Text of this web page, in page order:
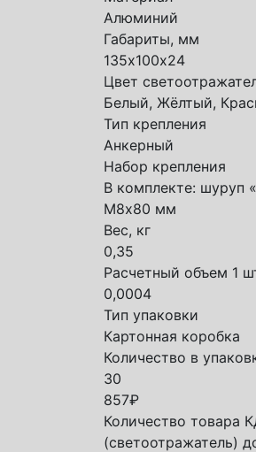
Алюминий
Габариты, мм
135х100х24
Цвет
Белый, Жёлтый,
Тип крепления
Анкерный
Набор крепления
В комплекте: шуруп
М8х80 мм
Вес, кг
0,35
Расчетный объем 1
0,0004
Тип упаковки
Картонная коробка
Количество в
30
857₽
Количество товара
(светоотражатель)